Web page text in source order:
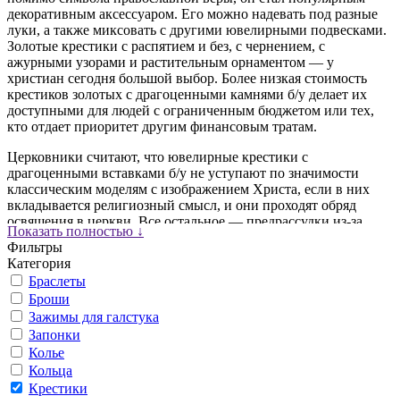
декоративным аксессуаром. Его можно надевать под разные
луки, а также миксовать с другими ювелирными подвесками.
Золотые крестики с распятием и без, с чернением, с
ажурными узорами и растительным орнаментом — у
христиан сегодня большой выбор. Более низкая стоимость
крестиков золотых с драгоценными камнями б/у делает их
доступными для людей с ограниченным бюджетом или тех,
кто отдает приоритет другим финансовым тратам.
Церковники считают, что ювелирные крестики с
драгоценными вставками б/у не уступают по значимости
классическим моделям с изображением Христа, если в них
вкладывается религиозный смысл, и они проходят обряд
освящения в церкви. Все остальное — предрассудки из-за
недостаточно крепкой веры. После таинства освящения
никакой опасности нательный крестик б/у не несет. Вода
смывает все грехи и плохую энергетику — ювелирный
крестик обновляется, и не важно, кто носил его до вас.
Для многих людей символизм креста уже давно вышел за
рамки сугубо религиозного атрибута. Золотые крестики
уверенно вошли в ювелирный обиход как универсальное
декоративное украшение. Что касается ювелирных изделий с
камнями — крупные золотые кресты, инкрустированные
Показать полностью ↓
Фильтры
Категория
Браслеты
Броши
Зажимы для галстука
Запонки
Колье
Кольца
Крестики